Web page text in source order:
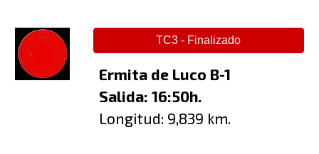
TC3 - Finalizado
Ermita de Luco B-1
Salida: 16:50h.
Longitud: 9,839 km.